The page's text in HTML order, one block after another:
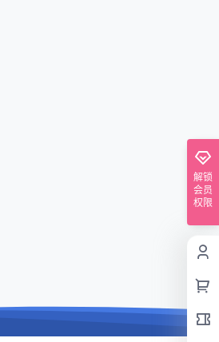
解锁
会员
权限